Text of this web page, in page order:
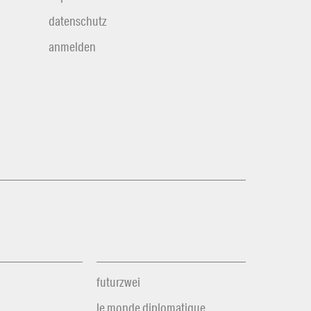
datenschutz
anmelden
futurzwei
le monde diplomatique